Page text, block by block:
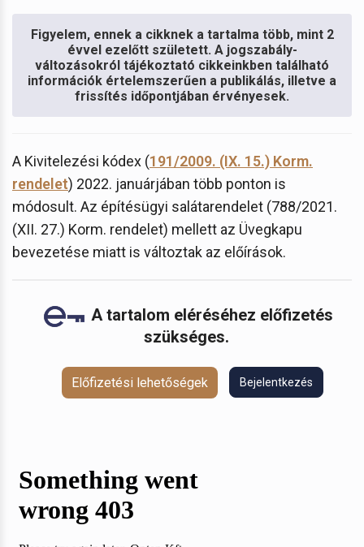
Figyelem, ennek a cikknek a tartalma több, mint 2
évvel ezelőtt született. A jogszabály-
változásokról tájékoztató cikkeinkben található
információk értelemszerűen a publikálás, illetve a
frissítés időpontjában érvényesek.
A Kivitelezési kódex (191/2009. (IX. 15.) Korm.
rendelet) 2022. januárjában több ponton is
módosult. Az építésügyi salátarendelet (788/2021.
(XII. 27.) Korm. rendelet) mellett az Üvegkapu
bevezetése miatt is változtak az előírások.
A tartalom eléréséhez előfizetés
szükséges.
Előfizetési lehetőségek Bejelentkezés